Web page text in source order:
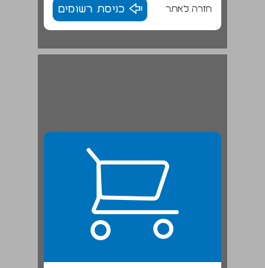
חזרה לאתר כניסת רשומים
1.2.1 התרבות כגורם מגדיר ומלכד: דורקהיים וממשיכיו ... 20